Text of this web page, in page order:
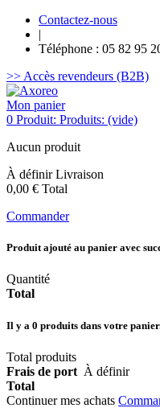
Contactez-nous
|
Téléphone : 05 82 95
>> Accès revendeurs (B2B)
Mon panier
0 Produit: Produits: (vide)
Aucun produit
À définirLivraison
0,00 € Total
Commander
Produit ajouté au panier avec
Quantité
Total
Il y a 0 produits dans votre
Total produits
Frais de port À définir
Total
Continuer mes achats